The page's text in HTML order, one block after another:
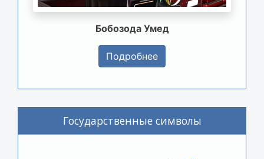
Бобозода Умед
Подробнее
Государственные символы